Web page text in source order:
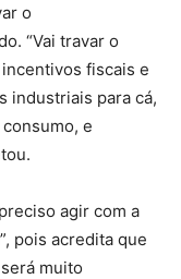
o
“Vai travar o
fiscais e
industriais para cá,
e
agir com a
pois acredita que
muito